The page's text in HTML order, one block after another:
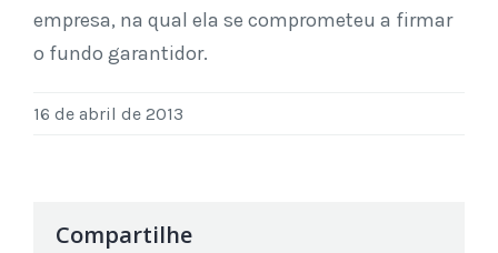
empresa, na qual ela se comprometeu a firmar
o fundo garantidor.
16 de abril de 2013
Compartilhe